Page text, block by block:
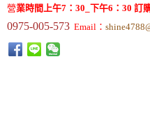
營業時間上午7：30_下午6：30 訂
0975-005-573 Email：